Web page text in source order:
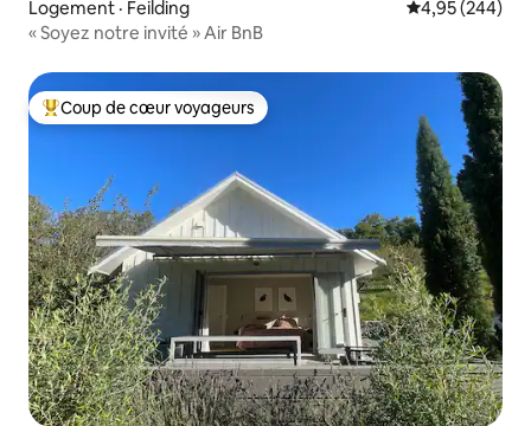
Logement · Feilding Note
4,95 (244)
« Soyez notre invité » Air BnB
Coup de cœur voyageurs parmi les plus aimés
Coup de cœur voyageurs